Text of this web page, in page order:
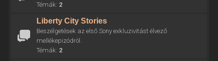
Témák: 2
Liberty City Stories
Beszélgetések az első Sony exkluzivitást élvező
mellékepizódról.
Témák: 2